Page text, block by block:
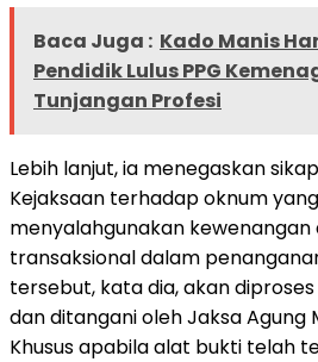
Baca Juga : Kado Manis
Pendidik Lulus PPG
Tunjangan Profesi
Lebih lanjut, ia menegaskan
Kejaksaan terhadap oknum
menyalahgunakan
transaksional dalam
tersebut, kata dia, akan
dan ditangani oleh Jaksa Agung
Khusus apabila alat bukti telah